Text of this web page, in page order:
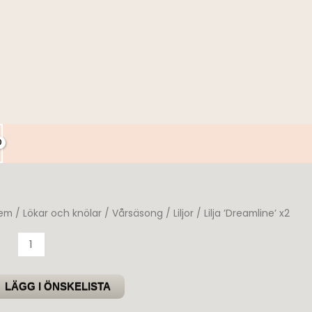
/Lökar och knölar /Vårsäsong /Liljor / Lilja ’Dreamline’ x2
LÄGG I ÖNSKELISTA